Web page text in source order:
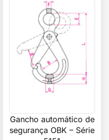
Gancho automático de
segurança OBK – Série